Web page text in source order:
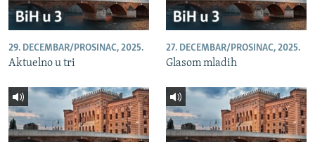
29. DECEMBAR/PROSINAC, 2025.
Aktuelno u tri
27. DECEMBAR/PROSINAC, 2025.
Glasom mladih